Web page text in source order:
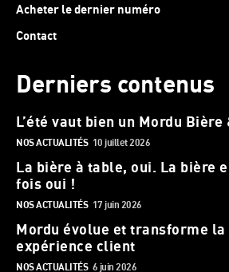
Acheter le dernier numéro
Contact
Derniers contenus
L’été vaut bien un Mordu Bière
NOS ACTUALITÉS 10 juillet 2026
La bière à table, oui. La bière
fois oui !
NOS ACTUALITÉS 17 juin 2026
Mordu évolue et transforme la
expérience client
NOS ACTUALITÉS 6 juin 2026